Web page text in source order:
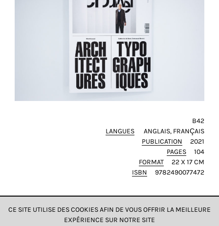
B42
LANGUES
ANGLAIS FRANÇAIS
PUBLICATION
2021
PAGES
104
FORMAT
22 X 17 CM
ISBN
9782490077472
CE SITE UTILISE DES COOKIES AFIN DE VOUS OFFRIR LA MEILLEURE
EXPÉRIENCE SUR NOTRE SITE